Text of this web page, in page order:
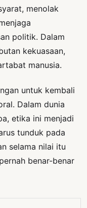
menolak
politik. Dalam
kekuasaan,
manusia.
untuk kembali
Dalam dunia
etika ini menjadi
tunduk pada
selama nilai itu
benar-benar